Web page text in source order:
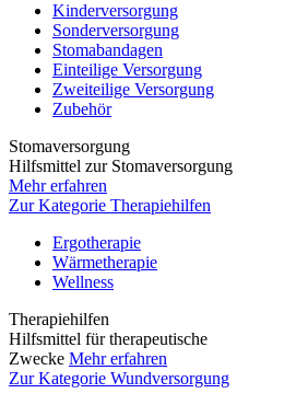
Kinderversorgung
Sonderversorgung
Stomabandagen
Einteilige Versorgung
Zweiteilige Versorgung
Zubehör
Stomaversorgung
Hilfsmittel zur Stomaversorgung
Mehr erfahren
Zur Kategorie Therapiehilfen
Ergotherapie
Wärmetherapie
Wellness
Therapiehilfen
Hilfsmittel für therapeutische
Zwecke Mehr erfahren
Zur Kategorie Wundversorgung